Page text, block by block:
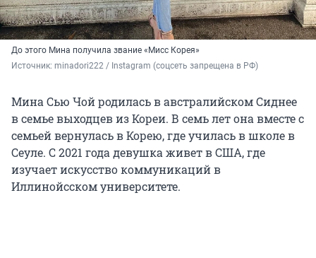
До этого Мина получила звание «Мисс Корея»
Источник: minadori222 / Instagram (соцсеть запрещена в РФ)
Мина Сью Чой родилась в австралийском Сиднее
в семье выходцев из Кореи. В семь лет она вместе с
семьей вернулась в Корею, где училась в школе в
Сеуле. С 2021 года девушка живет в США, где
изучает искусство коммуникаций в
Иллинойсском университете.